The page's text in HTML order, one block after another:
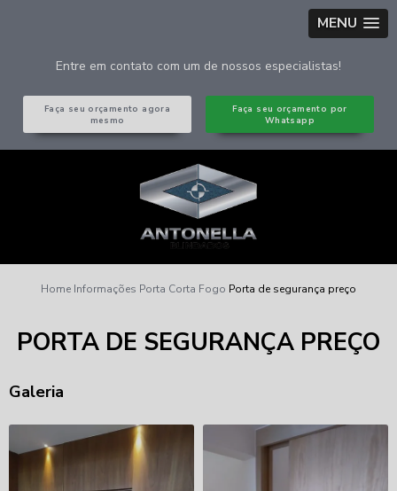
MENU
Entre em contato com um de nossos especialistas!
Faça seu orçamento agora
mesmo
Faça seu orçamento por
Whatsapp
Home Informações Porta Corta Fogo Porta de segurança preço
PORTA DE SEGURANÇA PREÇO
Galeria